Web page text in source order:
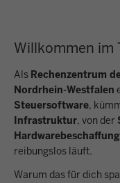
Willkommen im
Als Rechenzentrum
Nordrhein-Westfalen
Steuersoftware,
Infrastruktur, von der
Hardwarebeschaffung
reibungslos läuft.
Warum das für dich